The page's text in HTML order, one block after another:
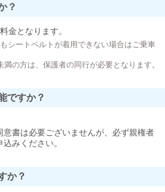
？
金となります。
シートベルトが着用できない場合はご乗車
の方は、保護者の同行が必要となります。
ですか？
意書は必要ございませんが、必ず親権者
みください。
か？